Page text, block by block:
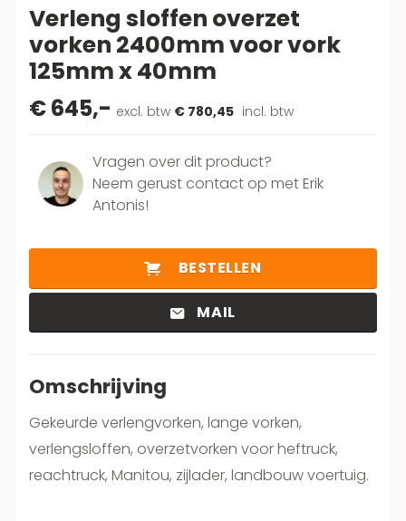
Verleng sloffen overzet
vorken 2400mm voor vork
125mm x 40mm
€ 645,- excl. btw € 780,45 incl. btw
Vragen over dit product?
Neem gerust contact op met Erik
Antonis!
BESTELLEN
MAIL
Omschrijving
Gekeurde verlengvorken, lange vorken,
verlengsloffen, overzetvorken voor heftruck,
reachtruck, Manitou, zijlader, landbouw voertuig.